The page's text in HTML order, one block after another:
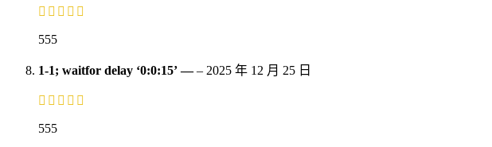
555
1-1; waitfor delay ‘0:0:15’ —– 2025 年 12 月 25 日
555